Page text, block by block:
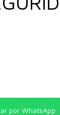
por WhatsApp